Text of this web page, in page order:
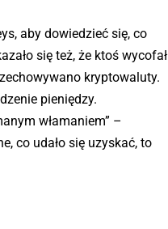
aby dowiedzieć się, co
się też, że ktoś wycofał
kryptowaluty.
pieniędzy.
włamaniem” –
co udało się uzyskać, to